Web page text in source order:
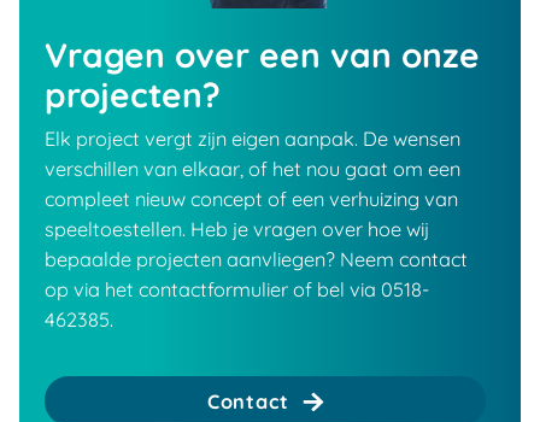
Vragen over een van onze
projecten?
Elk project vergt zijn eigen aanpak. De wensen
verschillen van elkaar, of het nou gaat om een
compleet nieuw concept of een verhuizing van
speeltoestellen. Heb je vragen over hoe wij
bepaalde projecten aanvliegen? Neem contact
op via het contactformulier of bel via 0518-
462385.
Contact